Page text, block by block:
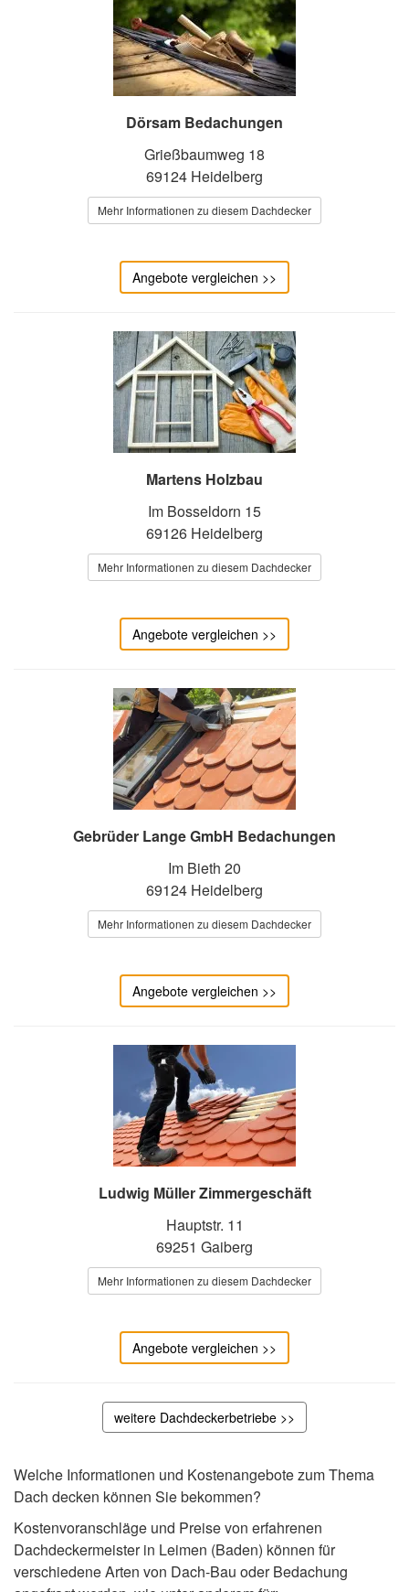
Dörsam Bedachungen
Grießbaumweg 18
69124 Heidelberg
Mehr Informationen zu diesem Dachdecker
Angebote vergleichen >>
Martens Holzbau
Im Bosseldorn 15
69126 Heidelberg
Mehr Informationen zu diesem Dachdecker
Angebote vergleichen >>
Gebrüder Lange GmbH Bedachungen
Im Bieth 20
69124 Heidelberg
Mehr Informationen zu diesem Dachdecker
Angebote vergleichen >>
Ludwig Müller Zimmergeschäft
Hauptstr. 11
69251 Gaiberg
Mehr Informationen zu diesem Dachdecker
Angebote vergleichen >>
weitere Dachdeckerbetriebe >>
Welche Informationen und Kostenangebote zum Thema
Dach decken können Sie bekommen?
Kostenvoranschläge und Preise von erfahrenen
Dachdeckermeister in Leimen (Baden) können für
verschiedene Arten von Dach-Bau oder Bedachung